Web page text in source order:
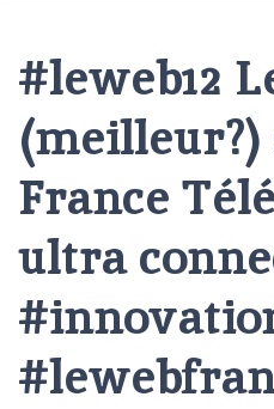
#leweb12
(meilleur?)
France
ultra